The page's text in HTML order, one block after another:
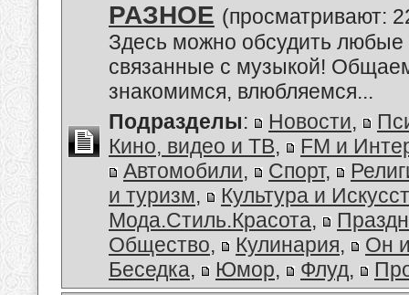
РАЗНОЕ (просматривают:
Здесь можно обсудить
связанные с музыкой!
знакомимся, влюбляемся...
Подразделы: Новости,
Кино, видео и ТВ,
FM и
Автомобили, Спорт,
и туризм,
Культура и
Мода.Стиль.Красота,
Общество, Кулинария,
Он
Беседка, Юмор, Флуд,